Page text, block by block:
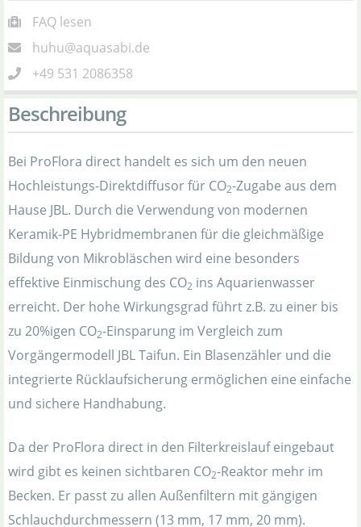
FAQ lesen
huhu@aquasabi.de
+49 531 2086358
Beschreibung
Bei ProFlora direct handelt es sich um den neuen
Hochleistungs-Direktdiffusor für CO2-Zugabe aus dem
Hause JBL. Durch die Verwendung von modernen
Keramik-PE Hybridmembranen für die gleichmäßige
Bildung von Mikrobläschen wird eine besonders
effektive Einmischung des CO2 ins Aquarienwasser
erreicht. Der hohe Wirkungsgrad führt z.B. zu einer bis
zu 20%igen CO2-Einsparung im Vergleich zum
Vorgängermodell JBL Taifun. Ein Blasenzähler und die
integrierte Rücklaufsicherung ermöglichen eine einfache
und sichere Handhabung.
Da der ProFlora direct in den Filterkreislauf eingebaut
wird gibt es keinen sichtbaren CO2-Reaktor mehr im
Becken. Er passt zu allen Außenfiltern mit gängigen
Schlauchdurchmessern (13 mm, 17 mm, 20 mm).